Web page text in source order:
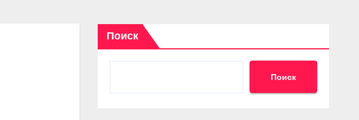
Поиск
Поиск